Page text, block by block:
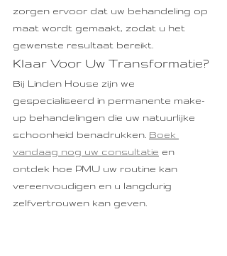
zorgen ervoor dat uw behandeling op
maat wordt gemaakt, zodat u het
gewenste resultaat bereikt.
Klaar Voor Uw Transformatie?
Bij Linden House zijn we
gespecialiseerd in permanente make-
up behandelingen die uw natuurlijke
schoonheid benadrukken. Boek
vandaag nog uw consultatie en
ontdek hoe PMU uw routine kan
vereenvoudigen en u langdurig
zelfvertrouwen kan geven.